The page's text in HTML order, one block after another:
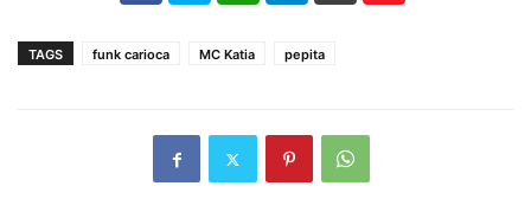
TAGS funk carioca MC Katia pepita